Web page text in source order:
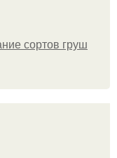
сортов груш